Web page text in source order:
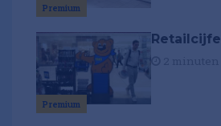
Premium
Premium